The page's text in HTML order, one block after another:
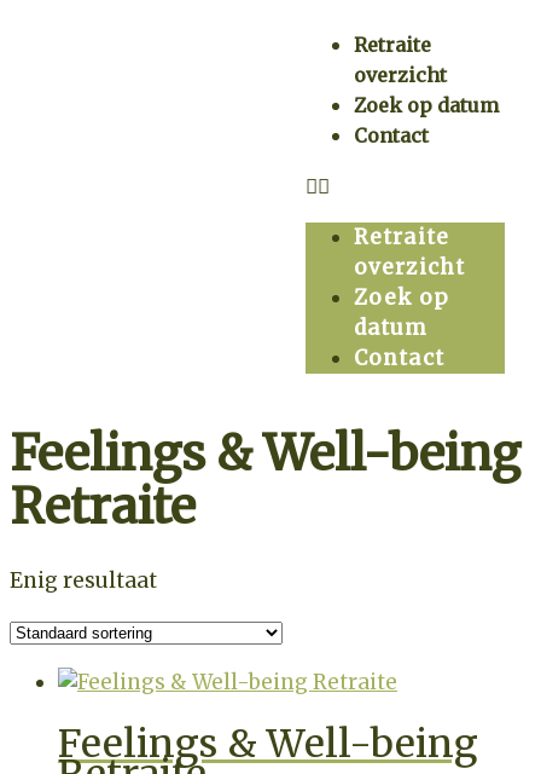
Retraite
overzicht
Zoek op datum
Contact
Retraite
overzicht
Zoek op
datum
Contact
Feelings & Well-being
Retraite
Enig resultaat
Feelings & Well-being